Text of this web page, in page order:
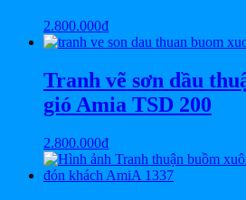
2.800.000₫
Tranh vẽ sơn dầu
gió Amia TSD 200
2.800.000₫